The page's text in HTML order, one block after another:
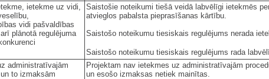
ietekme uz vidi,
vidi pašvaldības
plānotā regulējuma
Saistošie noteikumi tiešā veidā labvēlīgi ietekmēs
atvieglos pabalsta pieprasīšanas kārtību.
Saistošo noteikumu tiesiskais regulējums nerada
Saistošo noteikumu tiesiskais regulējums rada
administratīvajām
to izmaksām
Projektam nav ietekmes uz administratīvajām
un esošo izmaksas netiek mainītas.